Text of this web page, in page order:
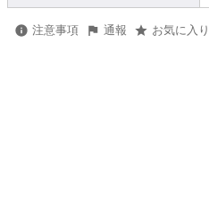
注意事項 通報 お気に入り